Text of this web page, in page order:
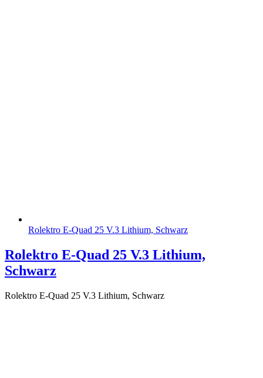
Rolektro E-Quad 25 V.3 Lithium, Schwarz
Rolektro E-Quad 25 V.3 Lithium,
Schwarz
Rolektro E-Quad 25 V.3 Lithium, Schwarz